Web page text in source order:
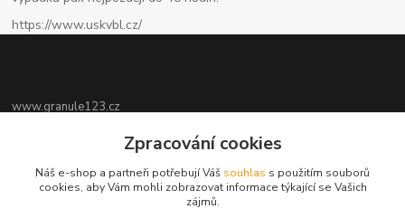
https://www.uskvbl.cz/
www.granule123.cz
+420775964988
Ut - Pá 8:30 - 16:30, So 8:30 - 11:00
Zpracování cookies
Náš e-shop a partneři potřebují Váš souhlas s použitím souborů
cookies, aby Vám mohli zobrazovat informace týkající se Vašich
zájmů.